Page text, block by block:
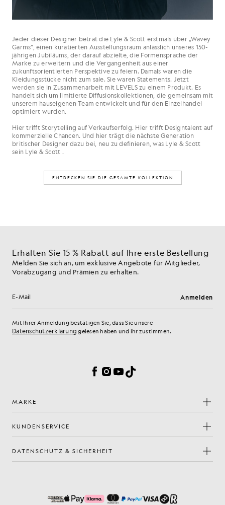
Jeder dieser Designer betrat die Lyle & Scott erstmals über „Wavey
Garms“, einen kuratierten Ausstellungsraum anlässlich unseres 150-
jährigen Jubiläums, der darauf abzielte, die Formensprache der
Marke zu erweitern und die Vergangenheit aus einer
zukunftsorientierten Perspektive zu feiern. Damals waren die
Kleidungsstücke nicht zum sale. Sie waren Statements. Jetzt
werden sie in Zusammenarbeit mit LEVELS zu einem Produkt. Es
handelt sich um limitierte Diffusionskollektionen, die gemeinsam mit
unserem hauseigenen Team entwickelt und für den Einzelhandel
optimiert wurden.
Hier trifft Storytelling auf Verkaufserfolg. Hier trifft Designtalent auf
kommerzielle Chancen. Und hier trägt die nächste Generation
britischer Designer dazu bei, neu zu definieren, was Lyle & Scott
sein Lyle & Scott .
ENTDECKEN SIE DIE GESAMTE KOLLEKTION
Erhalten Sie 15 % Rabatt auf Ihre erste Bestellung
Melden Sie sich an, um exklusive Angebote für Mitglieder,
Vorabzugang und Prämien zu erhalten.
E-Mail-Adresse Anmelden
Mit Ihrer Anmeldung bestätigen Sie, dass Sie unsere
Datenschutzerklärung gelesen haben und ihr zustimmen.
Facebook
Instagram
YouTube
TikTok
MARKE
KUNDENSERVICE
DATENSCHUTZ & SICHERHEIT